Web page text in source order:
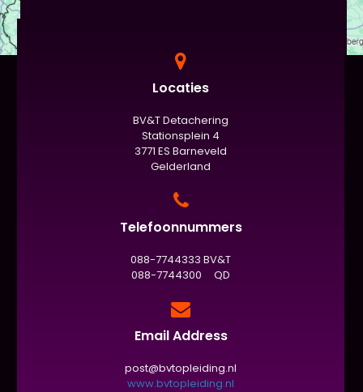
Locaties
BV&T Detachering
Stationsplein 4
3771 ES Barneveld
Gelderland
Telefoonnummers
088-7744333 BV&T
088-7744300 QD
Email Address
post@bvtopleiding.nl
www.bvtopleiding.nl